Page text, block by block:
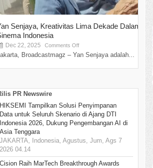
Senjaya, Kreativitas Lima Dekade Dalam
Indonesia
Dec 22, 2025 Comments Off
Broadcastmagz – Yan Senjaya adalah...
PR Newswire
HIKSEMI Tampilkan Solusi Penyimpanan
Data untuk Seluruh Skenario di Ajang DTI
Indonesia 2026, Dukung Pengembangan AI di
Asia Tenggara
JAKARTA, Indonesia, Agustus, Jum, Ags 7
2026 04.14
Cision Raih MarTech Breakthrough Awards